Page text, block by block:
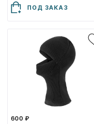
ПОД ЗАКАЗ
600 ₽